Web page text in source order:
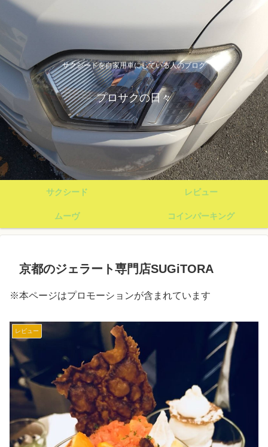
サクシードを自家用車にしている人のブログ
プロサクの日々
サクシード レビュー
ムーヴ コインパーキング
京都のジェラート専門店SUGiTORA
※本ページはプロモーションが含まれています
レビュー